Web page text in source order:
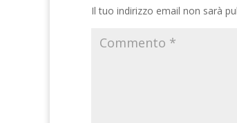
Il tuo indirizzo email non sarà